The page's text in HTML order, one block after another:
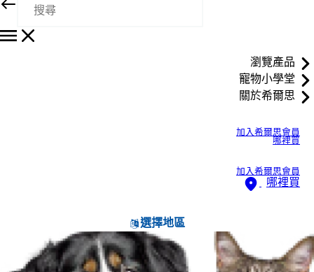
瀏覽產品
寵物小學堂
關於希爾思
加入希爾思會員
哪裡買
加入希爾思會員
哪裡買
選擇地區